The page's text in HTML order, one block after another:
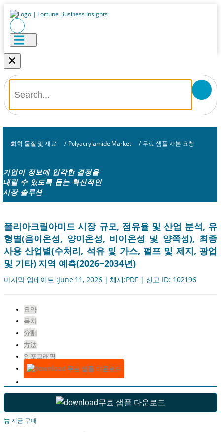
×
화학 물질 및 재료 / Polyacrylamide Market / 무료 샘플 사본 요청
기업이 정보에 입각한 결정을
내릴 수 있도록 돕는 혁신적인
시장 솔루션
폴리아크릴아미드 시장 규모, 점유율 및 산업 분석, 유
형별(음이온성, 양이온성, 비이온성 및 양쪽성), 최종
사용 산업별(수처리, 석유 및 가스, 펄프 및 제지, 광업
및 기타) 지역 예측(2026~2034년)
마지막 업데이트 :June 11, 2026 | 체재:PDF | 신고 ID: 102196
요약
목차
分割
方法
인포그래픽
무료 샘플 다운로드
무료 샘플 다운로드
지금 구매